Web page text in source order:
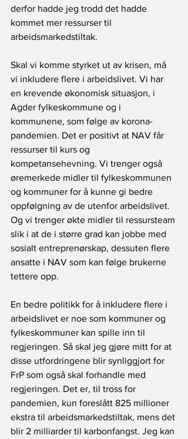
derfor hadde jeg trodd det hadde
kommet mer ressurser til
arbeidsmarkedstiltak.
Skal vi komme styrket ut av krisen, må
vi inkludere flere i arbeidslivet. Vi har
en krevende økonomisk situasjon, i
Agder fylkeskommune og i
kommunene, som følge av korona-
pandemien. Det er positivt at NAV får
ressurser til kurs og
kompetansehevning. Vi trenger også
øremerkede midler til fylkeskommunen
og kommuner for å kunne gi bedre
oppfølgning av de utenfor arbeidslivet.
Og vi trenger økte midler til ressursteam
slik i at de i større grad kan jobbe med
sosialt entreprenørskap, dessuten flere
ansatte i NAV som kan følge brukerne
tettere opp.
En bedre politikk for å inkludere flere i
arbeidslivet er noe som kommuner og
fylkeskommuner kan spille inn til
regjeringen. Så skal jeg gjøre mitt for at
disse utfordringene blir synliggjort for
FrP som også skal forhandle med
regjeringen. Det er, til tross for
pandemien, kun foreslått 825 millioner
ekstra til arbeidsmarkedstiltak, mens det
blir 2 milliarder til karbonfangst. Jeg kan